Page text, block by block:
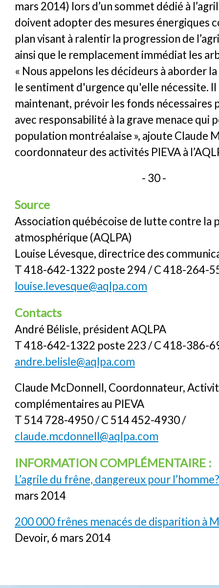
mars 2014) lors d’un sommet dédié à
doivent adopter des mesures énergiques
plan visant à ralentir la progression de
ainsi que le remplacement immédiat les
« Nous appelons les décideurs à aborder
le sentiment d'urgence qu'elle nécessite.
maintenant, prévoir les fonds nécessaires
avec responsabilité à la grave menace qui
population montréalaise », ajoute Claude
coordonnateur des activités PIEVA à
- 30 -
Source
Association québécoise de lutte contre la
atmosphérique (AQLPA)
Louise Lévesque, directrice des
T 418-642-1322 poste 294 / C 418-264-
louise.levesque@aqlpa.com
Contacts
André Bélisle, président AQLPA
T 418-642-1322 poste 223 / C 418-386-
andre.belisle@aqlpa.com
Claude McDonnell, Coordonnateur,
complémentaires au PIEVA
T 514 728-4950 / C 514 452-4930 /
claude.mcdonnell@aqlpa.com
INFORMATION COMPLÉMENTAIRE :
L’agrile du frêne, dangereux pour l’homme?
mars 2014
200 000 frênes menacés de disparition à
Devoir, 6 mars 2014